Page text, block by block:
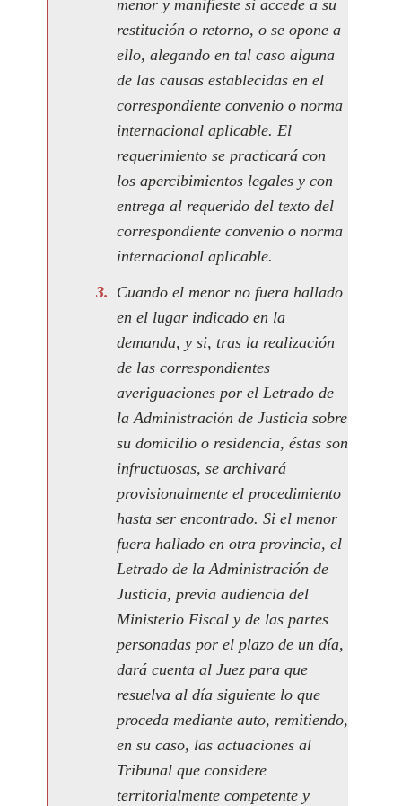
menor y manifieste si accede a su
restitución o retorno, o se opone a
ello, alegando en tal caso alguna
de las causas establecidas en el
correspondiente convenio o norma
internacional aplicable. El
requerimiento se practicará con
los apercibimientos legales y con
entrega al requerido del texto del
correspondiente convenio o norma
internacional aplicable.
Cuando el menor no fuera hallado
en el lugar indicado en la
demanda, y si, tras la realización
de las correspondientes
averiguaciones por el Letrado de
la Administración de Justicia sobre
su domicilio o residencia, éstas son
infructuosas, se archivará
provisionalmente el procedimiento
hasta ser encontrado. Si el menor
fuera hallado en otra provincia, el
Letrado de la Administración de
Justicia, previa audiencia del
Ministerio Fiscal y de las partes
personadas por el plazo de un día,
dará cuenta al Juez para que
resuelva al día siguiente lo que
proceda mediante auto, remitiendo,
en su caso, las actuaciones al
Tribunal que considere
territorialmente competente y